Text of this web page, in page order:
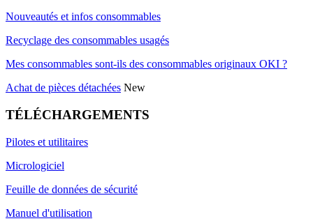
Nouveautés et infos consommables
Recyclage des consommables usagés
Mes consommables sont-ils des consommables originaux OKI ?
Achat de pièces détachées New
TÉLÉCHARGEMENTS
Pilotes et utilitaires
Micrologiciel
Feuille de données de sécurité
Manuel d'utilisation